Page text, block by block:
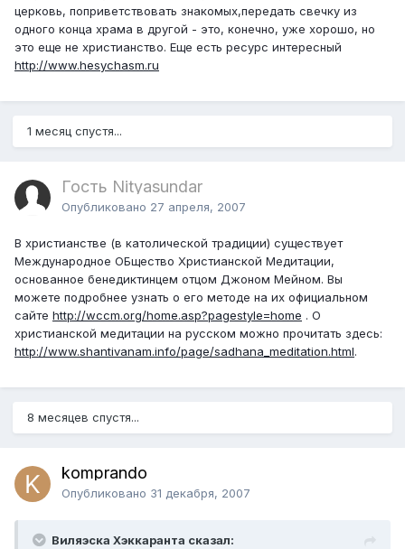
церковь, поприветствовать знакомых,передать свечку из
одного конца храма в другой - это, конечно, уже хорошо, но
это еще не христианство. Еще есть ресурс интересный
http://www.hesychasm.ru
1 месяц спустя...
Гость Nityasundar
Опубликовано 27 апреля, 2007
В христианстве (в католической традиции) существует
Международное ОБщество Христианской Медитации,
основанное бенедиктинцем отцом Джоном Мейном. Вы
можете подробнее узнать о его методе на их официальном
сайте http://wccm.org/home.asp?pagestyle=home . О
христианской медитации на русском можно прочитать здесь:
http://www.shantivanam.info/page/sadhana_meditation.html.
8 месяцев спустя...
komprando
Опубликовано 31 декабря, 2007
Виляэска Хэккаранта сказал: